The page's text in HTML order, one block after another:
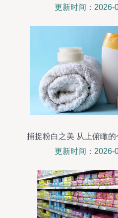
精
更新时间：2026-
捕捉粉白之美 从上俯瞰
更新时间：2026-